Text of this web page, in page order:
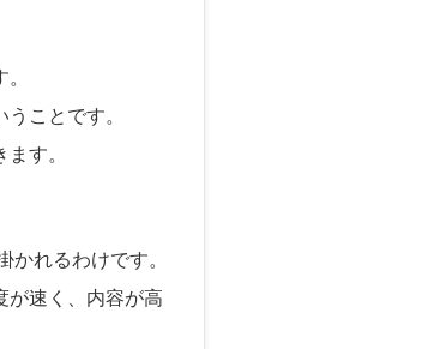
ことです。
す。
れるわけです。
が速く、内容が高